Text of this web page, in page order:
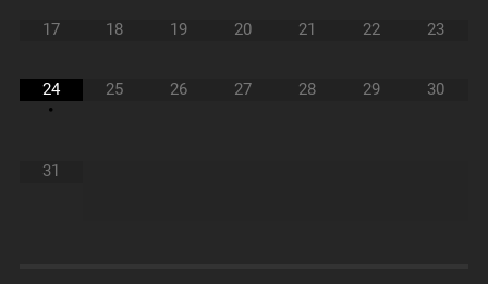
17 18 19 20 21 22 23
24
•
25 26 27 28 29 30
31